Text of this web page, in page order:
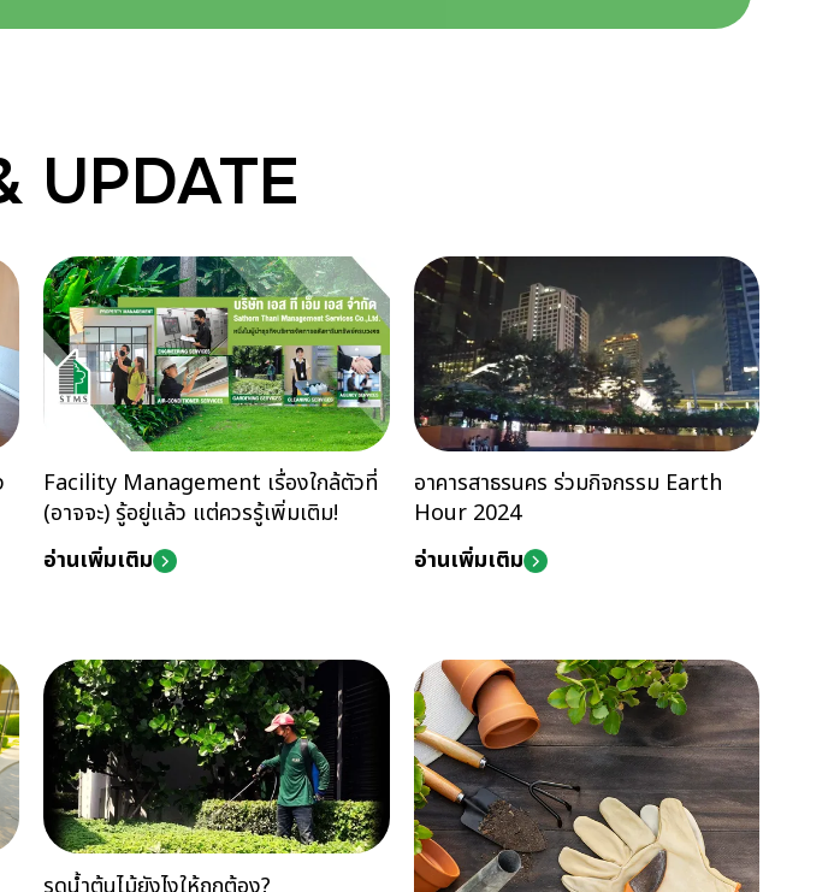
UPDATE
Facility Management เรื่องใกล้ตัวที่
(อาจจะ) รู้อยู่แล้ว แต่ควรรู้เพิ่มเติม!
อ่านเพิ่มเติม
อาคารสาธรนคร ร่วมกิจกรรม Earth
Hour 2024
อ่านเพิ่มเติม